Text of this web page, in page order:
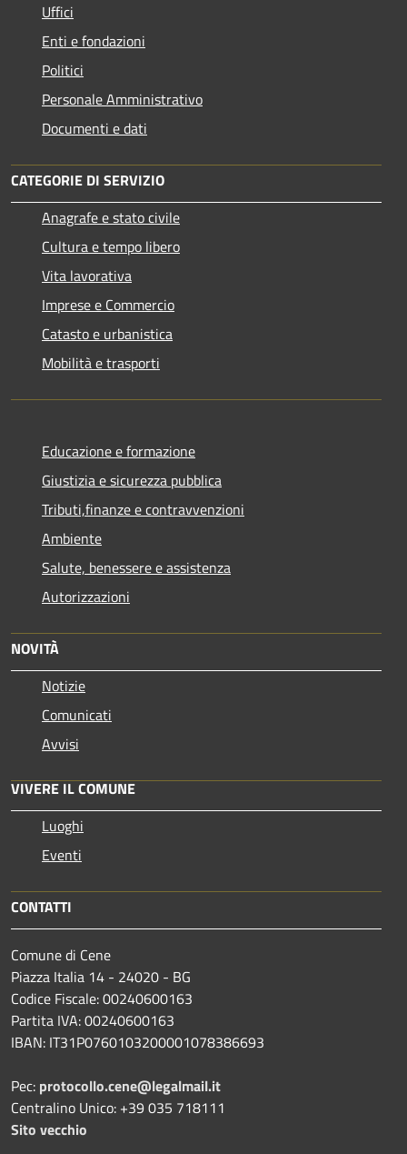
Uffici
Enti e fondazioni
Politici
Personale Amministrativo
Documenti e dati
CATEGORIE DI SERVIZIO
Anagrafe e stato civile
Cultura e tempo libero
Vita lavorativa
Imprese e Commercio
Catasto e urbanistica
Mobilità e trasporti
Educazione e formazione
Giustizia e sicurezza pubblica
Tributi,finanze e contravvenzioni
Ambiente
Salute, benessere e assistenza
Autorizzazioni
NOVITÀ
Notizie
Comunicati
Avvisi
VIVERE IL COMUNE
Luoghi
Eventi
CONTATTI
Comune di Cene
Piazza Italia 14 - 24020 - BG
Codice Fiscale: 00240600163
Partita IVA: 00240600163
IBAN: IT31P0760103200001078386693
Pec: protocollo.cene@legalmail.it
Centralino Unico: +39 035 718111
Sito vecchio